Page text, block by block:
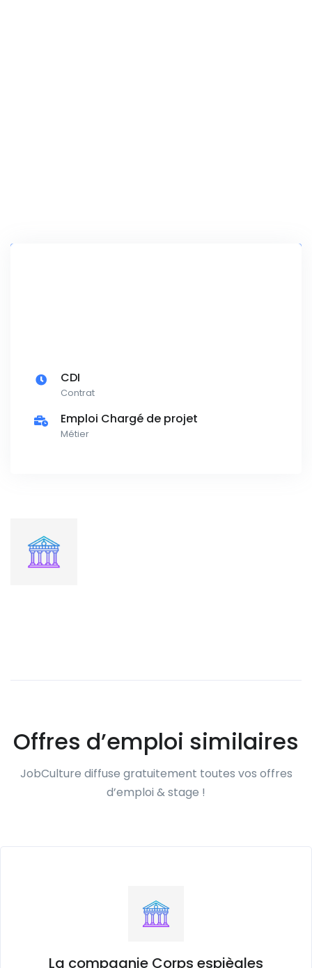
CDI
Contrat
Emploi Chargé de projet
Métier
Offres d’emploi similaires
JobCulture diffuse gratuitement toutes vos offres
d’emploi & stage !
La compagnie Corps espiègles